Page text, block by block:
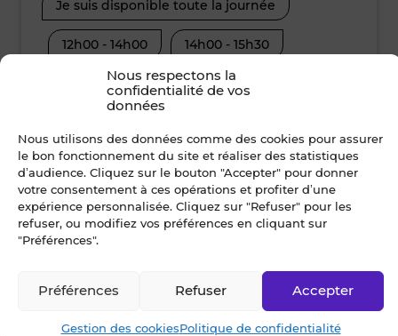
Nous respectons la
confidentialité de vos
données
Nous utilisons des données comme des cookies pour assurer
le bon fonctionnement du site et réaliser des statistiques
d’audience. Cliquez sur le bouton "Accepter" pour donner
votre consentement à ces opérations et profiter d’une
expérience personnalisée. Cliquez sur "Refuser" pour les
refuser, ou modifiez vos préférences en cliquant sur
"Préférences".
Accepter
Refuser
Préférences
Gestion des cookiesPolitique de confidentialité
Je suis disponible toute la journée
12h00 - 14h00 14h00 - 15h30
15h30 - 17h00 17h00 - 19h00
Nom *
Prénom *